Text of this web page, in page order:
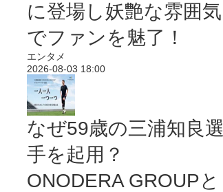
に登場し妖艶な雰囲気
でファンを魅了！
エンタメ
2026-08-03 18:00
なぜ59歳の三浦知良選
手を起用？
ONODERA GROUPと